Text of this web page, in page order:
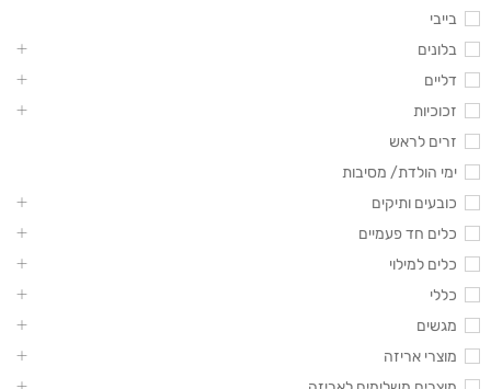
בייבי
בלונים
דליים
זכוכיות
זרים לראש
ימי הולדת/ מסיבות
כובעים ותיקים
כלים חד פעמיים
כלים למילוי
כללי
מגשים
מוצרי אריזה